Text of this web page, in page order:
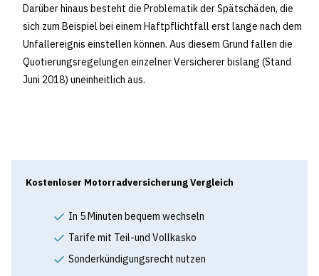
Darüber hinaus besteht die Problematik der Spätschäden, die
sich zum Beispiel bei einem Haftpflichtfall erst lange nach dem
Unfallereignis einstellen können. Aus diesem Grund fallen die
Quotierungsregelungen einzelner Versicherer bislang (Stand
Juni 2018) uneinheitlich aus.
Kostenloser Motorradversicherung Vergleich
In 5 Minuten bequem wechseln
Tarife mit Teil-und Vollkasko
Sonderkündigungsrecht nutzen